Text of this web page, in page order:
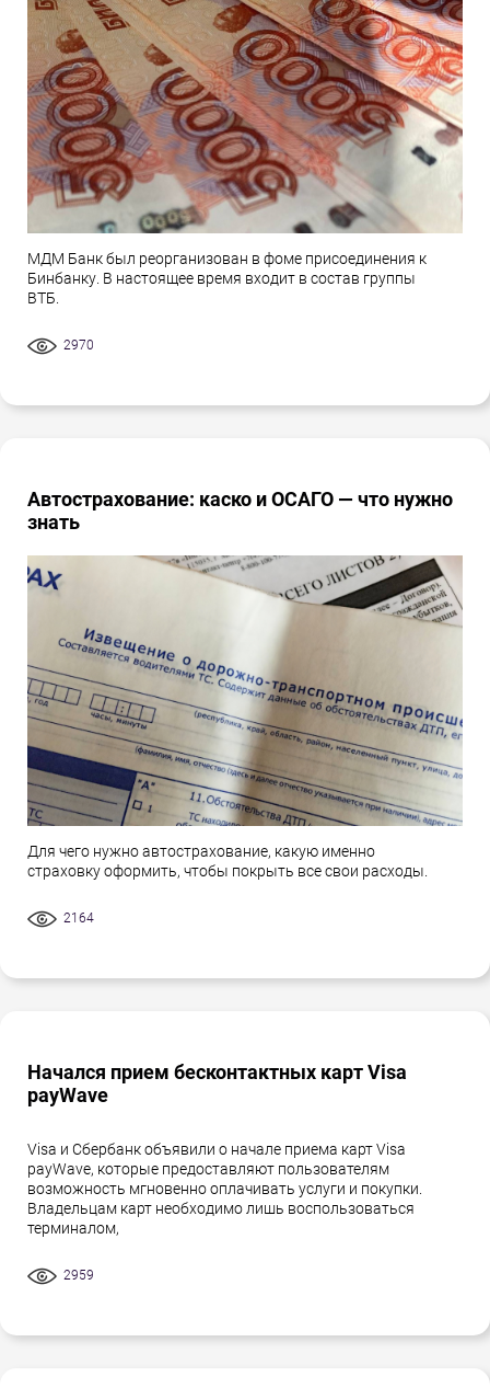
МДМ Банк был реорганизован в фоме присоединения к
Бинбанку. В настоящее время входит в состав группы
ВТБ.
2970
Автострахование: каско и ОСАГО — что нужно
знать
Для чего нужно автострахование, какую именно
страховку оформить, чтобы покрыть все свои расходы.
2164
Начался прием бесконтактных карт Visa
payWave
Visa и Сбербанк объявили о начале приема карт Visa
payWave, которые предоставляют пользователям
возможность мгновенно оплачивать услуги и покупки.
Владельцам карт необходимо лишь воспользоваться
терминалом,
2959